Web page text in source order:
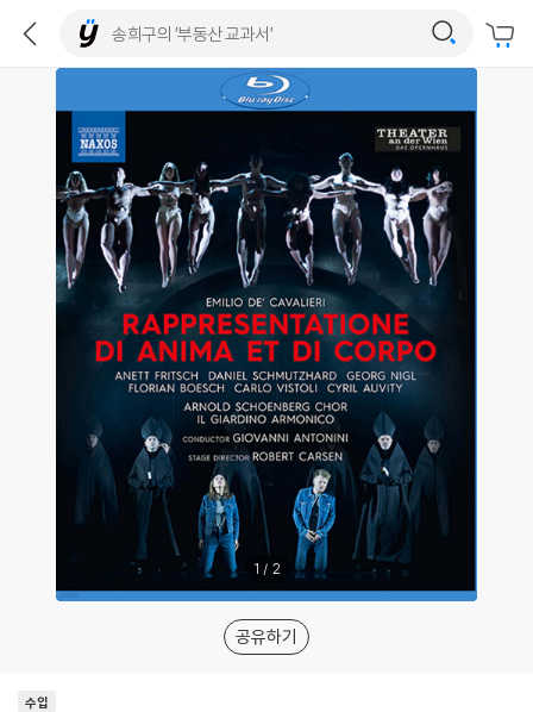
1 / 2
공유하기
수입